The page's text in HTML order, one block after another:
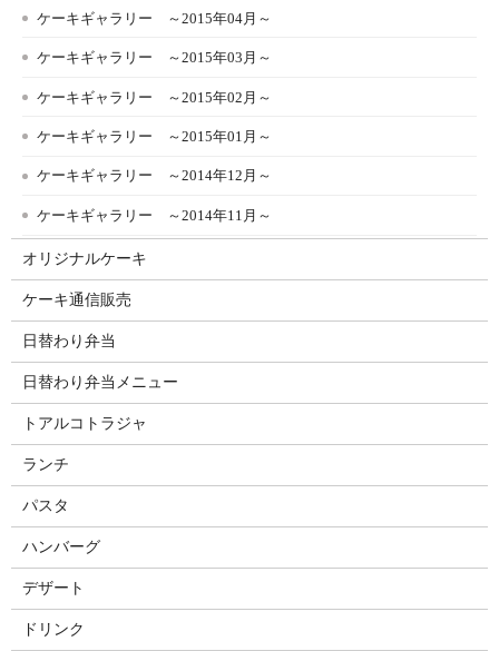
ケーキギャラリー ～2015年04月～
ケーキギャラリー ～2015年03月～
ケーキギャラリー ～2015年02月～
ケーキギャラリー ～2015年01月～
ケーキギャラリー ～2014年12月～
ケーキギャラリー ～2014年11月～
オリジナルケーキ
ケーキ通信販売
日替わり弁当
日替わり弁当メニュー
トアルコトラジャ
ランチ
パスタ
ハンバーグ
デザート
ドリンク